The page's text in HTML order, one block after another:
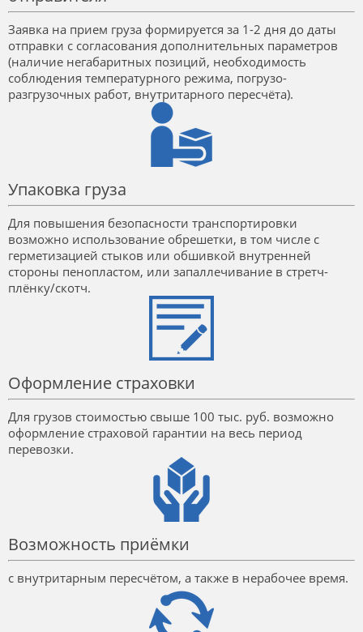
Заявка на прием груза формируется за 1-2 дня до даты
отправки с согласования дополнительных параметров
(наличие негабаритных позиций, необходимость
соблюдения температурного режима, погрузо-
разгрузочных работ, внутритарного пересчёта).
Упаковка груза
Для повышения безопасности транспортировки
возможно использование обрешетки, в том числе с
герметизацией стыков или обшивкой внутренней
стороны пенопластом, или запаллечивание в стретч-
плёнку/скотч.
Оформление страховки
Для грузов стоимостью свыше 100 тыс. руб. возможно
оформление страховой гарантии на весь период
перевозки.
Возможность приёмки
с внутритарным пересчётом, а также в нерабочее время.